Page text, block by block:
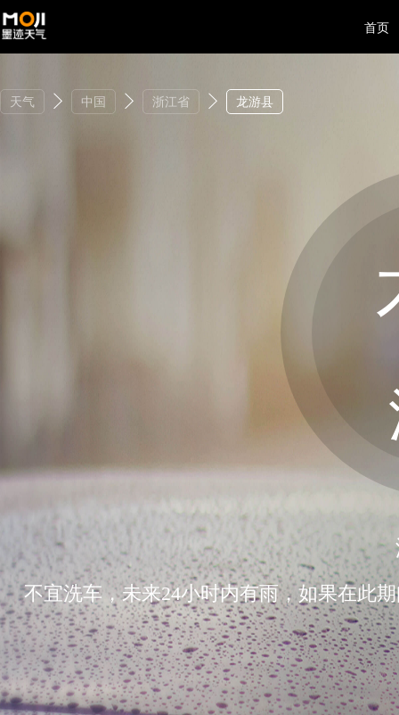
首页
天气 中国 浙江省 龙游县
不宜洗车，未来24小时内有雨，如果在此